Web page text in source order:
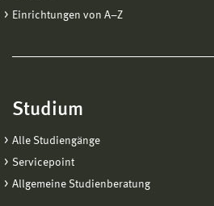
Einrichtungen von A−Z
Studium
Alle Studiengänge
Servicepoint
Allgemeine Studienberatung